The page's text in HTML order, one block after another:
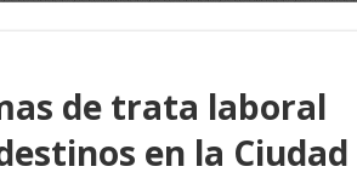
de trata laboral
en la Ciudad